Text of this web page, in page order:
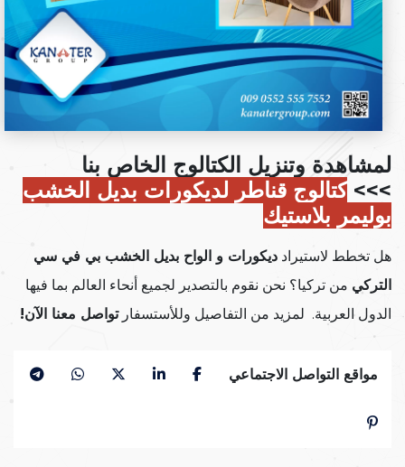
لمشاهدة وتنزيل الكتالوج الخاص بنا
>>> كتالوج قناطر لديكورات بديل الخشب
بوليمر بلاستيك
هل تخطط لاستيراد ديكورات و الواح بديل الخشب بي في سي
التركي من تركيا؟ نحن نقوم بالتصدير لجميع أنحاء العالم بما فيها
الدول العربية. لمزيد من التفاصيل وللأستسفارتواصل معنا الآن!
مواقع التواصل الاجتماعي